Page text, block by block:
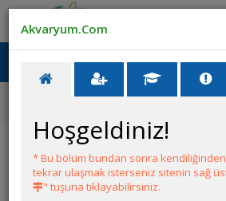
Ana Menü
Ana Sayfa
Canlı İlanları
Cyp. Microlepidotus Kiriza
İlanın Bulunduğu Kategoriler:Tanganyika
Tüm İlanlar
Akvaryum.Com
Hoşgeldiniz!
* Bu bölüm bundan sonra kendiliğinden
tekrar ulaşmak isterseniz sitenin sağ
" tuşuna tıklayabilirsiniz.